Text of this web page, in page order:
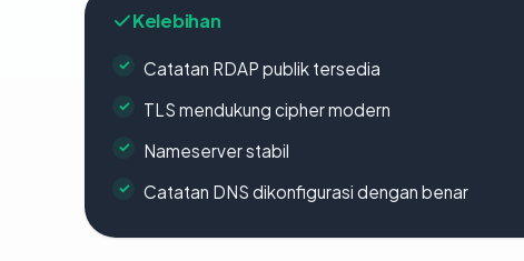
Kelebihan
Catatan RDAP publik tersedia
TLS mendukung cipher modern
Nameserver stabil
Catatan DNS dikonfigurasi dengan benar